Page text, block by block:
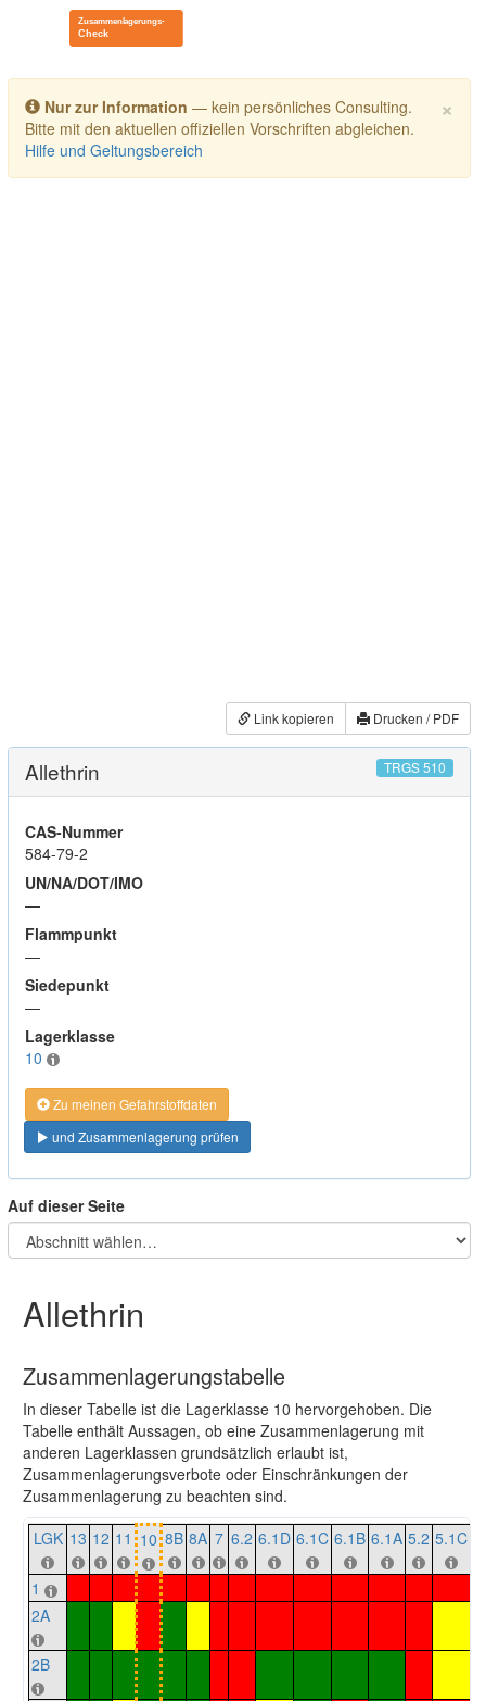
Toggle navigation
×
Nur zur Information — kein persönliches Consulting.
Bitte mit den aktuellen offiziellen Vorschriften abgleichen.
Hilfe und Geltungsbereich
Link kopieren Drucken / PDF
Allethrin TRGS 510
CAS-Nummer
584-79-2
UN/NA/DOT/IMO
—
Flammpunkt
—
Siedepunkt
—
Lagerklasse
10
Zu meinen Gefahrstoffdaten
und Zusammenlagerung prüfen
Auf dieser Seite
Allethrin
Zusammenlagerungstabelle
In dieser Tabelle ist die Lagerklasse 10 hervorgehoben. Die
Tabelle enthält Aussagen, ob eine Zusammenlagerung mit
anderen Lagerklassen grundsätzlich erlaubt ist,
Zusammenlagerungsverbote oder Einschränkungen der
Zusammenlagerung zu beachten sind.
LGK 13 12 11 10 8B 8A 7 6.2 6.1D 6.1C 6.1B 6.1A 5.2 5.1C
1
2A
2B